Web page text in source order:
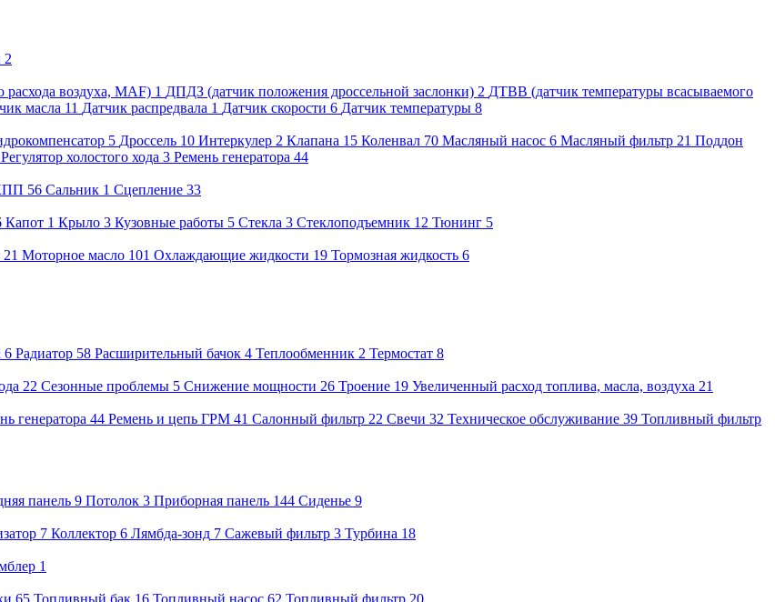
2
воздуха, MAF) 1 ДПДЗ (датчик положения дроссельной заслонки) 2 ДТВВ (датчик температуры всасываемого
масла 11 Датчик распредвала 1 Датчик скорости 6 Датчик температуры 8
5 Дроссель 10 Интеркулер 2 Клапана 15 Коленвал 70 Масляный насос 6 Масляный фильтр 21 Поддон
Регулятор холостого хода 3 Ремень генератора 44
56 Сальник 1 Сцепление 33
Капот 1 Крыло 3 Кузовные работы 5 Стекла 3 Стеклоподъемник 12 Тюнинг 5
21 Моторное масло 101 Охлаждающие жидкости 19 Тормозная жидкость 6
6 Радиатор 58 Расширительный бачок 4 Теплообменник 2 Термостат 8
22 Сезонные проблемы 5 Снижение мощности 26 Троение 19 Увеличенный расход топлива, масла, воздуха 21
генератора 44 Ремень и цепь ГРМ 41 Салонный фильтр 22 Свечи 32 Техническое обслуживание 39 Топливный фильтр
панель 9 Потолок 3 Приборная панель 144 Сиденье 9
7 Коллектор 6 Лямбда-зонд 7 Сажевый фильтр 3 Турбина 18
1
65 Топливный бак 16 Топливный насос 62 Топливный фильтр 20